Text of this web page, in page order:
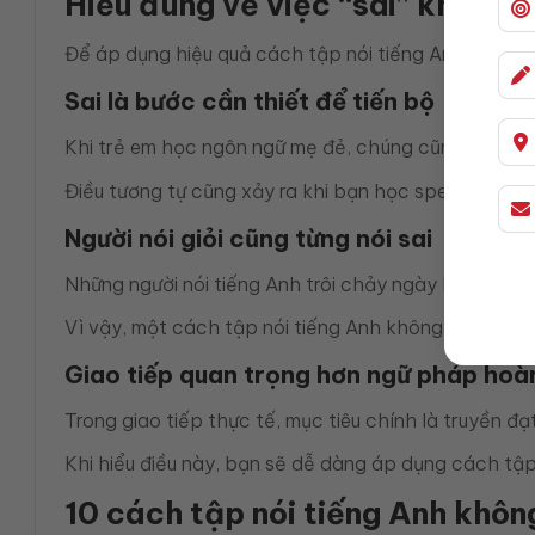
Để áp dụng hiệu quả cách tập nói tiếng Anh
Sai là bước cần thiết để tiến bộ
Khi trẻ em học ngôn ngữ mẹ đẻ, chúng cũng mắc
Điều tương tự cũng xảy ra khi bạn học speaking
Người nói giỏi cũng từng nói sai
Những người nói tiếng Anh trôi chảy ngày hôm
Vì vậy, một cách tập nói tiếng Anh không sợ sai
Giao tiếp quan trọng hơn ngữ pháp
Trong giao tiếp thực tế, mục tiêu chính là truyền
Khi hiểu điều này, bạn sẽ dễ dàng áp dụng cách
10 cách tập nói tiếng Anh